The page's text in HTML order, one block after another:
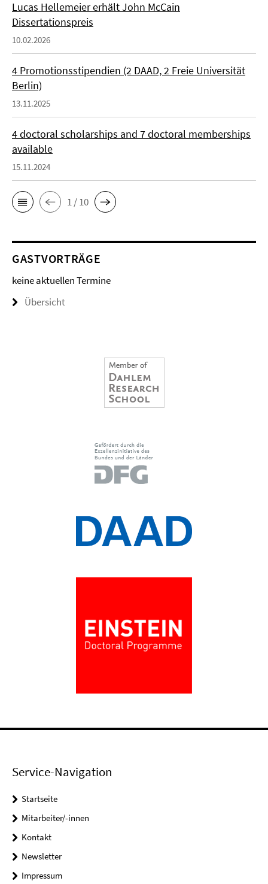
Lucas Hellemeier erhält John McCain
Dissertationspreis
10.02.2026
4 Promotionsstipendien (2 DAAD, 2 Freie Universität
Berlin)
13.11.2025
4 doctoral scholarships and 7 doctoral memberships
available
15.11.2024
1 / 10
GASTVORTRÄGE
keine aktuellen Termine
Übersicht
Service-Navigation
Startseite
Mitarbeiter/-innen
Kontakt
Newsletter
Impressum